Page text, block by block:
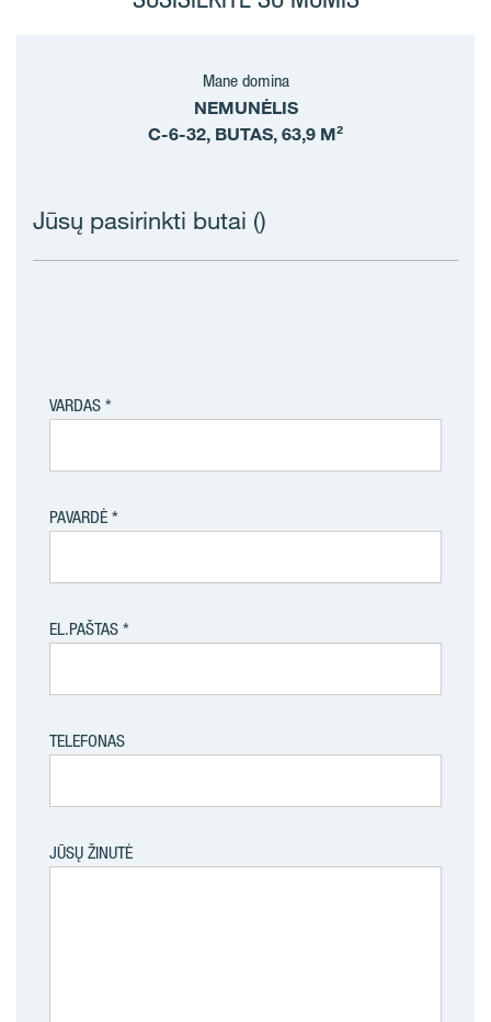
Mane domina
NEMUNĖLIS
C-6-32, BUTAS, 63,9 M²
Jūsų pasirinkti butai ()
VARDAS
PAVARDĖ
EL.PAŠTAS
TELEFONAS
JŪSŲ ŽINUTĖ